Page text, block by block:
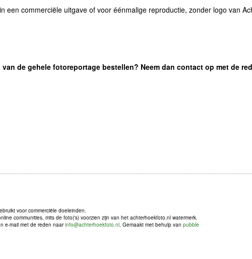
een commerciële uitgave of voor éénmalige reproductie, zonder logo van
de gehele fotoreportage bestellen? Neem dan contact op met de
voor commerciële doeleinden.
communities, mits de foto('s) voorzien zijn van het achterhoekfoto.nl watermerk.
e-mail met de reden naarinfo@achterhoekfoto.nl. Gemaakt met behulp van pubble